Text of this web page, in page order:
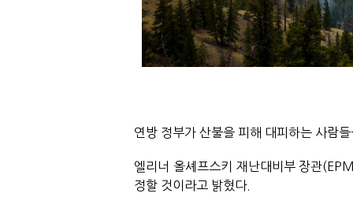
연방 정부가 산불을 피해 대피하는 사람
엘리너 올셰프스키 재난대비부 장관
정할 것이라고 밝혔다.